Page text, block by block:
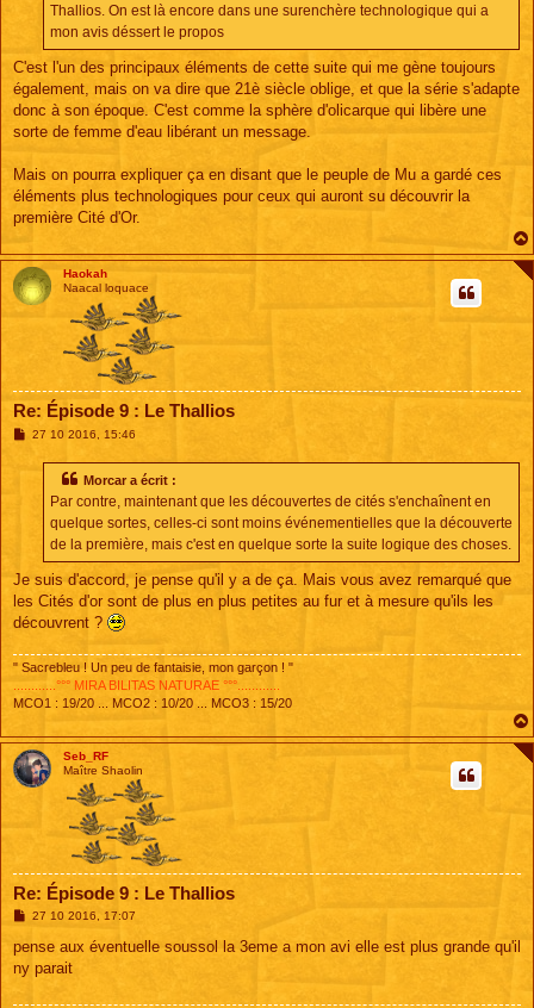
Thallios. On est là encore dans une surenchère technologique qui a
mon avis déssert le propos
C'est l'un des principaux éléments de cette suite qui me gène toujours
également, mais on va dire que 21è siècle oblige, et que la série s'adapte
donc à son époque. C'est comme la sphère d'olicarque qui libère une
sorte de femme d'eau libérant un message.
Mais on pourra expliquer ça en disant que le peuple de Mu a gardé ces
éléments plus technologiques pour ceux qui auront su découvrir la
première Cité d'Or.
Haokah
Naacal loquace
Re: Épisode 9 : Le Thallios
M27 10 2016, 15:46
Morcar a écrit :
Par contre, maintenant que les découvertes de cités s'enchaînent en
quelque sortes, celles-ci sont moins événementielles que la découverte
de la première, mais c'est en quelque sorte la suite logique des choses.
Je suis d'accord, je pense qu'il y a de ça. Mais vous avez remarqué que
les Cités d'or sont de plus en plus petites au fur et à mesure qu'ils les
découvrent ?
" Sacrebleu ! Un peu de fantaisie, mon garçon ! "
............°°° MIRA BILITAS NATURAE °°°............
MCO1 : 19/20 ... MCO2 : 10/20 ... MCO3 : 15/20
Seb_RF
Maître Shaolin
Re: Épisode 9 : Le Thallios
M
s
a
27 10 2016, 17:07
pense aux éventuelle soussol la 3eme a mon avi elle est plus grande qu'il
ny parait